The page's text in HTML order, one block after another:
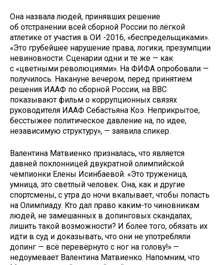
Она назвала людей, принявших решение
об отстранении всей сборной России по лёгкой
атлетике от участия в ОИ -2016, «беспредельщиками».
«Это грубейшее нарушение права, логики, презумпции
невиновности. Сценарии одни и те же — как
с «цветными революциями». На ФИФА опробовали —
получилось. Накануне вечером, перед принятием
решения ИААФ по сборной России, на ВВС
показывают фильм о коррупционных связях
руководителя ИААФ Себастьяна Коэ. Неприкрытое,
бесстыжее политическое давление на, по идее,
независимую структуру», — заявила спикер.
Валентина Матвиенко призналась, что является
давней поклонницей двукратной олимпийской
чемпионки Елены Исинбаевой. «Это труженица,
умница, это светлый человек. Она, как и другие
спортсмены, с утра до ночи вкалывает, чтобы попасть
на Олимпиаду. Кто дал право каким-то чиновникам
людей, не замешанных в допинговых скандалах,
лишить такой возможности? И более того, обязать их
идти в суд и доказывать, что они не употребляли
допинг — всё перевёрнуто с ног на голову!» —
недоумевает Валентина Матвиенко. Напомним, что